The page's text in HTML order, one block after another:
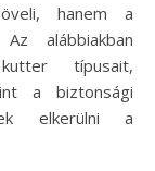
hanem a
alábbiakban
típusait,
a biztonsági
elkerülni a